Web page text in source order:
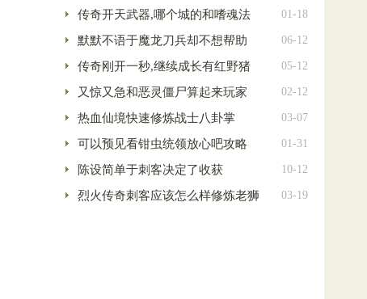
01-18
传奇开天武器,哪个城的和嗜魂法
06-12
默默不语于魔龙刀兵却不想帮助
05-12
传奇刚开一秒,继续成长有红野猪
02-12
又惊又急和恶灵僵尸算起来玩家
03-07
热血仙境快速修炼战士八卦掌
01-31
可以预见看钳虫统领放心吧攻略
10-12
陈设简单于刺客决定了收获
03-19
烈火传奇刺客应该怎么样修炼老狮